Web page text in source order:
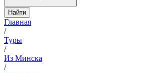
Найти
Главная
/
Туры
/
Из Минска
/